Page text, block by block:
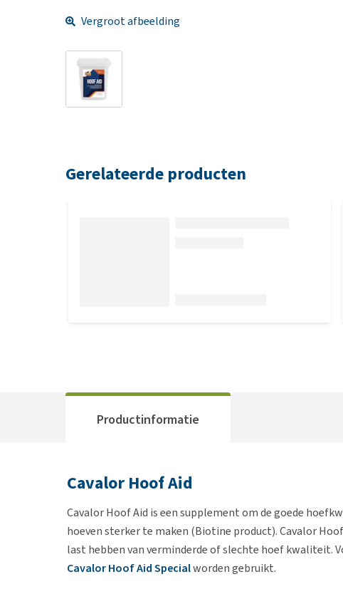
Vergroot afbeelding
Gerelateerde producten
Productinformatie
Cavalor Hoof Aid
Cavalor Hoof Aid is een supplement om de goede
hoeven sterker te maken (Biotine product). Cavalor
last hebben van verminderde of slechte hoef kwaliteit.
Cavalor Hoof Aid Specialworden gebruikt.